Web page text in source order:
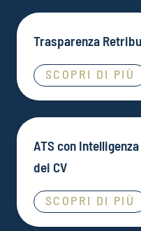
Trasparenza
SCOPRI DI PIÙ
ATS con
dei CV
SCOPRI DI PIÙ